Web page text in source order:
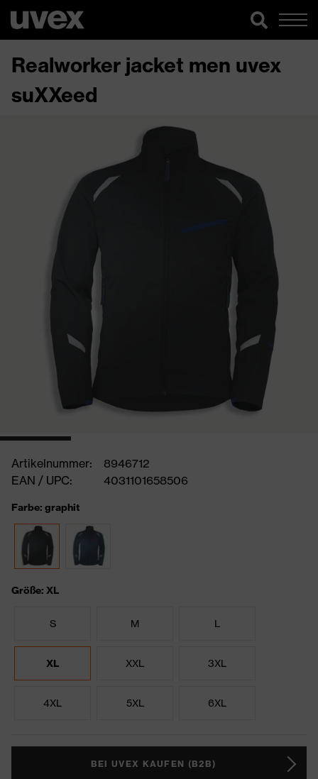
Realworker jacket men uvex
suXXeed
Artikelnummer:
8946712
EAN / UPC:
4031101658506
Farbe: graphit
Größe: XL
S M L
XL XXL 3XL
4XL 5XL 6XL
BEI UVEX KAUFEN (B2B)